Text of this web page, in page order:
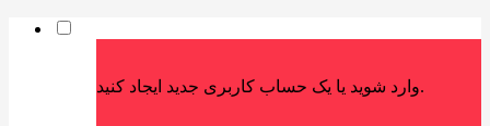
وارد شوید یا یک حساب کاربری جدید ایجاد کنید.